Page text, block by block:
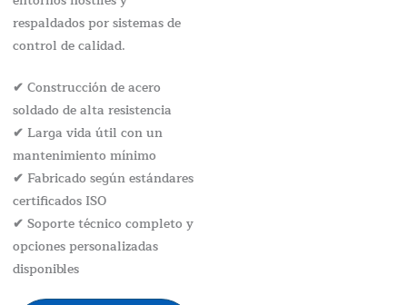
respaldados por sistemas de
control de calidad.
✔ Construcción de acero
soldado de alta resistencia
✔ Larga vida útil con un
mantenimiento mínimo
✔ Fabricado según estándares
certificados ISO
✔ Soporte técnico completo y
opciones personalizadas
disponibles